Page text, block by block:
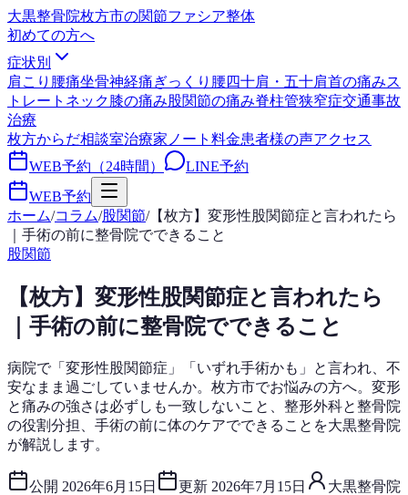
大黒整骨院枚方市の関節ファシア整体
初めての方へ
症状別
肩こり 腰痛坐骨神経痛ぎっくり腰四十肩・五十肩首の痛みス
トレートネック膝の痛み股関節の痛み脊柱管狭窄症交通事故
治療
枚方からだ相談室治療家ノート 料金患者様の声アクセス
WEB予約（24時間）
LINE予約
WEB予約
ホーム/コラム/股関節/【枚方】変形性股関節症と言われたら
｜手術の前に整骨院でできること
股関節
【枚方】変形性股関節症と言われたら
｜手術の前に整骨院でできること
病院で「変形性股関節症」「いずれ手術かも」と言われ、不
安なまま過ごしていませんか。枚方市でお悩みの方へ。変形
と痛みの強さは必ずしも一致しないこと、整形外科と整骨院
の役割分担、手術の前に体のケアでできることを大黒整骨院
が解説します。
公開 2026年6月15日 更新 2026年7月15日
大黒整骨院